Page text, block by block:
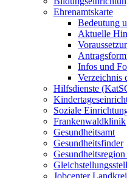
Ehrenamtskarte
Bedeutung
Aktuelle
Infos und
Verzeichnis
Hilfsdienste
Soziale
Frankenwaldklinik
Gesundheitsamt
Gesundheitsfinder
Jobcenter